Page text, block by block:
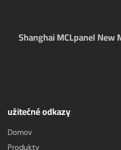
Shanghai MCLpanel
užitečné odkazy
Domov
Produkty